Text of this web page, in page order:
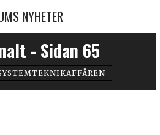
NYHETER
- Sidan 65